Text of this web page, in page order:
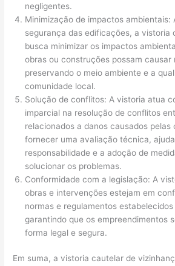
negligentes.
Minimização de impactos ambientais:
segurança das edificações, a vistoria
busca minimizar os impactos
obras ou construções possam causar
preservando o meio ambiente e a
comunidade local.
Solução de conflitos: A vistoria atua
imparcial na resolução de conflitos
relacionados a danos causados pelas
fornecer uma avaliação técnica,
responsabilidade e a adoção de
solucionar os problemas.
Conformidade com a legislação: A
obras e intervenções estejam em
normas e regulamentos
garantindo que os empreendimentos
forma legal e segura.
Em suma, a vistoria cautelar de